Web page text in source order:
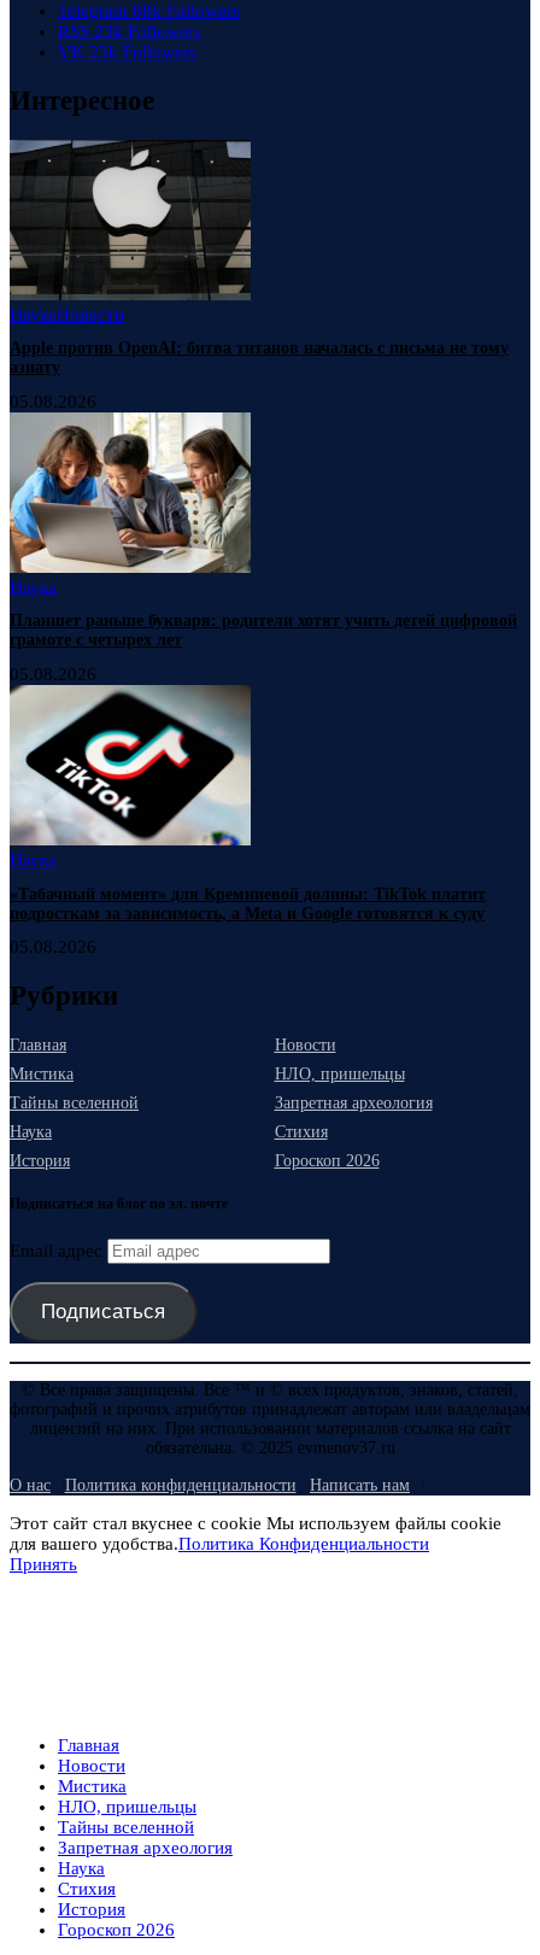
Telegram 88k Followers
RSS 23k Followers
VK 23k Followers
Интересное
НаукаНовости
Apple против OpenAI: битва титанов началась с письма не тому
азиату
05.08.2026
Наука
Планшет раньше букваря: родители хотят учить детей цифровой
грамоте с четырех лет
05.08.2026
Наука
«Табачный момент» для Кремниевой долины: TikTok платит
подросткам за зависимость, а Meta и Google готовятся к суду
05.08.2026
Рубрики
Главная
Новости
Мистика
НЛО, пришельцы
Тайны вселенной
Запретная археология
Наука
Стихия
История
Гороскоп 2026
Подписаться на блог по эл. почте
Email адрес
Подписаться
© Все права защищены. Все ™ и © всех продуктов, знаков, статей,
фотографий и прочих атрибутов принадлежат авторам или владельцам
лицензий на них. При использовании материалов ссылка на сайт
обязательна. © 2025 evmenov37.ru
О нас Политика конфиденциальности Написать нам
Этот сайт стал вкуснее с cookie Мы используем файлы cookie
для вашего удобства.Политика Конфиденциальности
Принять
Главная
Новости
Мистика
НЛО, пришельцы
Тайны вселенной
Запретная археология
Наука
Стихия
История
Гороскоп 2026